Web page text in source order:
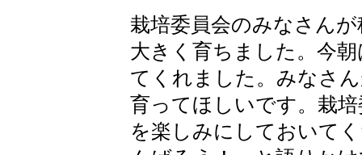
栽培委員会のみなさん
大きく育ちました。今
てくれました。みなさ
育ってほしいです。栽
を楽しみにしておいて